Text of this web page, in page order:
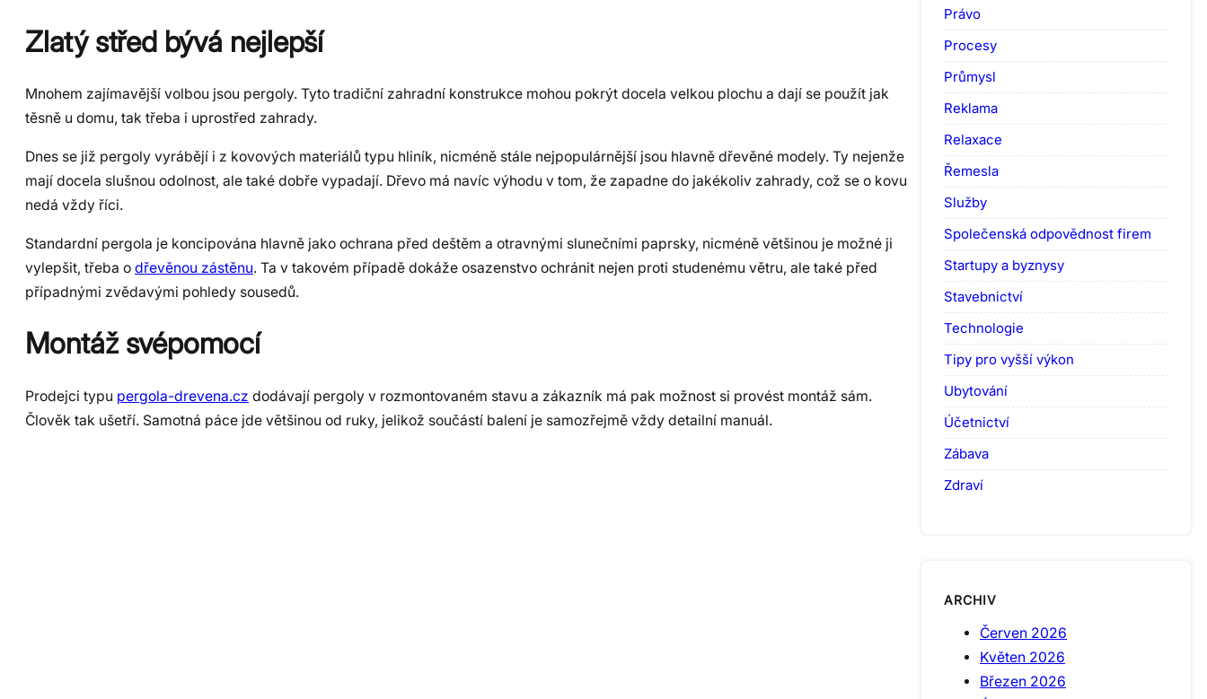
Zlatý střed bývá nejlepší
Mnohem zajímavější volbou jsou pergoly. Tyto tradiční zahradní konstrukce mohou pokrýt docela velkou plochu a dají se použít jak
těsně u domu, tak třeba i uprostřed zahrady.
Dnes se již pergoly vyrábějí i z kovových materiálů typu hliník, nicméně stále nejpopulárnější jsou hlavně dřevěné modely. Ty nejenže
mají docela slušnou odolnost, ale také dobře vypadají. Dřevo má navíc výhodu v tom, že zapadne do jakékoliv zahrady, což se o kovu
nedá vždy říci.
Standardní pergola je koncipována hlavně jako ochrana před deštěm a otravnými slunečními paprsky, nicméně většinou je možné ji
vylepšit, třeba o dřevěnou zástěnu. Ta v takovém případě dokáže osazenstvo ochránit nejen proti studenému větru, ale také před
případnými zvědavými pohledy sousedů.
Montáž svépomocí
Prodejci typu pergola-drevena.cz dodávají pergoly v rozmontovaném stavu a zákazník má pak možnost si provést montáž sám.
Člověk tak ušetří. Samotná páce jde většinou od ruky, jelikož součástí balení je samozřejmě vždy detailní manuál.
Právo
Procesy
Průmysl
Reklama
Relaxace
Řemesla
Služby
Společenská odpovědnost firem
Startupy a byznysy
Stavebnictví
Technologie
Tipy pro vyšší výkon
Ubytování
Účetnictví
Zábava
Zdraví
ARCHIV
Červen 2026
Květen 2026
Březen 2026